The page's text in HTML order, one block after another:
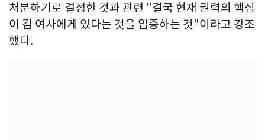
처분하기로 결정한 것과 관련 "결국 현재 권력의 핵심
이 김 여사에게 있다는 것을 입증하는 것"이라고 강조
했다.